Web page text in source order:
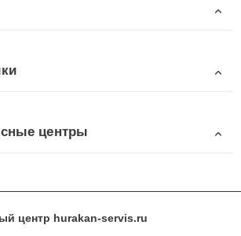
центры
центр hurakan-servis.ru